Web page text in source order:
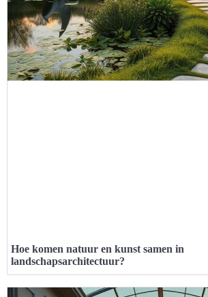
Hoe komen natuur en kunst samen in
landschapsarchitectuur?